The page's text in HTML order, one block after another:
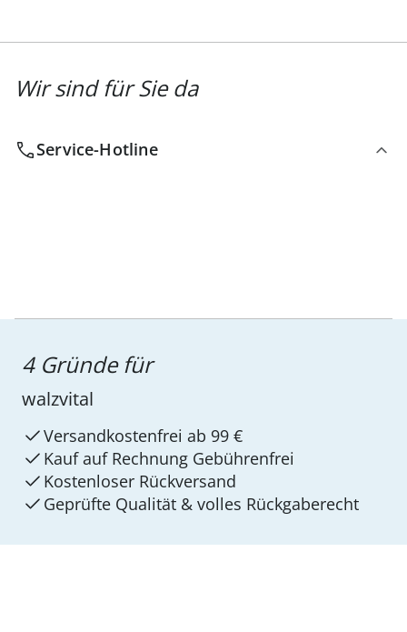
Wir sind für Sie da
Service-Hotline
4 Gründe für
walzvital
Versandkostenfrei ab 99 €
Kauf auf Rechnung Gebührenfrei
Kostenloser Rückversand
Geprüfte Qualität & volles Rückgaberecht